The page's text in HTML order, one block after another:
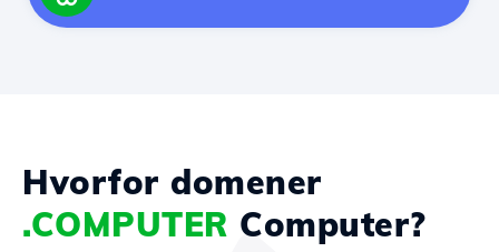
Hvorfor domener
.COMPUTER Computer?